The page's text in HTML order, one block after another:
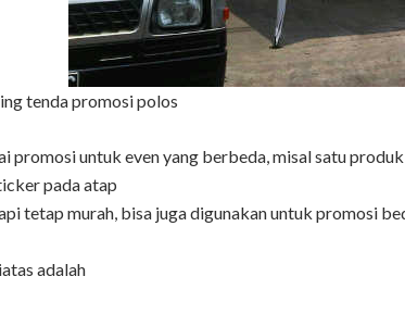
tenda promosi polos
promosi untuk even yang berbeda, misal satu
pada atap
tetap murah, bisa juga digunakan untuk promosi
adalah